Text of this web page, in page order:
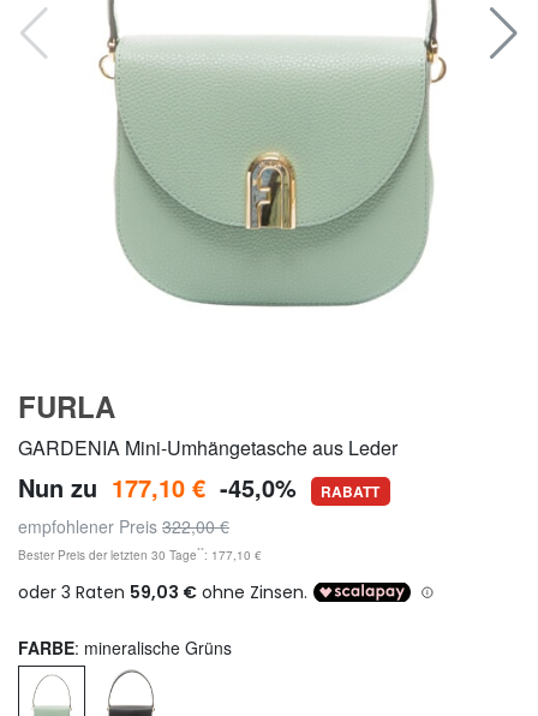
FURLA
GARDENIA Mini-Umhängetasche aus Leder
Nun zu 177,10 € -45,0% RABATT
empfohlener Preis 322,00 €
Bester Preis der letzten 30 Tage**: 177,10 €
FARBE: mineralische Grüns